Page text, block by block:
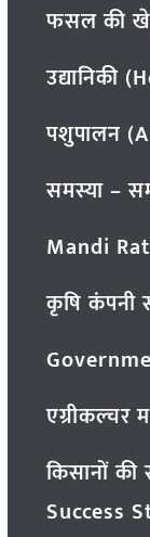
फसल की
उद्यानिकी
पशुपालन
समस्या –
Mandi
कृषि कंपनी
किसानों
Success